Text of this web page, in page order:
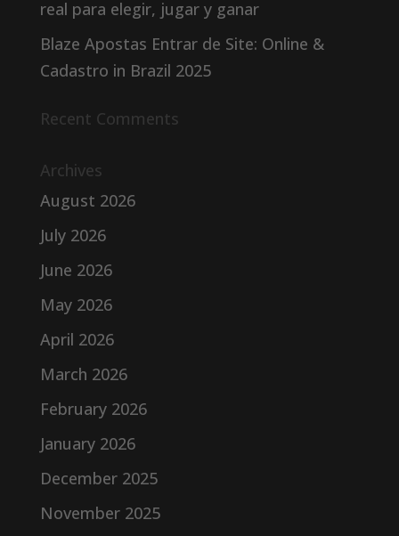
real para elegir, jugar y ganar
Blaze Apostas Entrar de Site: Online &
Cadastro in Brazil 2025
Recent Comments
Archives
August 2026
July 2026
June 2026
May 2026
April 2026
March 2026
February 2026
January 2026
December 2025
November 2025